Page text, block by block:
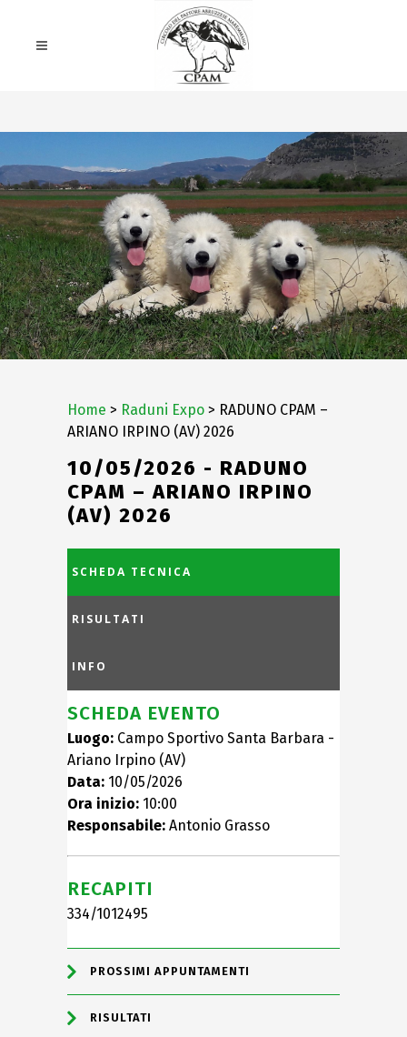
Home > Raduni Expo > RADUNO CPAM –
ARIANO IRPINO (AV) 2026
10/05/2026 - RADUNO
CPAM – ARIANO IRPINO
(AV) 2026
SCHEDA TECNICA
RISULTATI
INFO
SCHEDA EVENTO
Luogo: Campo Sportivo Santa Barbara -
Ariano Irpino (AV)
Data: 10/05/2026
Ora inizio: 10:00
Responsabile: Antonio Grasso
RECAPITI
334/1012495
PROSSIMI APPUNTAMENTI
RISULTATI